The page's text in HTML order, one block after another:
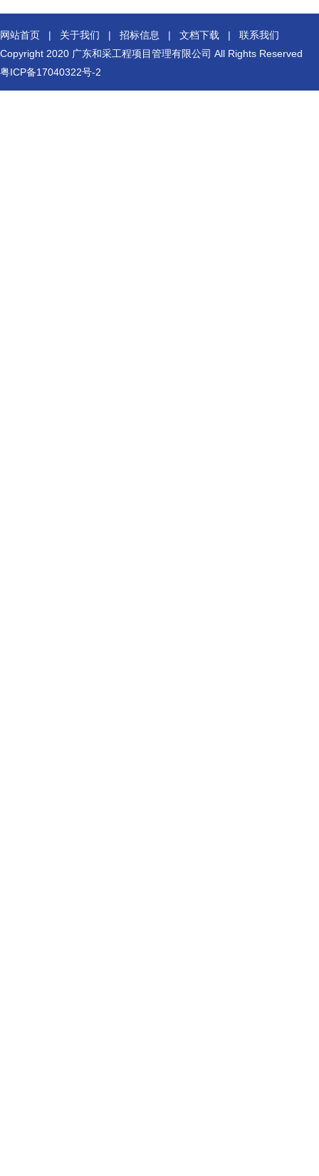
网站首页 | 关于我们 | 招标信息 | 文档下载 | 联系我们
Copyright 2020 广东和采工程项目管理有限公司 All Rights Reserved
粤ICP备17040322号-2